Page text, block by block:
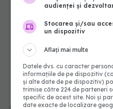
audienței și
Stocarea și/sau
un dispozitiv
Aflați mai multe
Datele dvs. cu caracter
informațiile de pe dispozitiv
și alte date de pe dispozitiv)
trimise către 224 de parteneri
specific de acest site. Noi și
date exacte de localizare